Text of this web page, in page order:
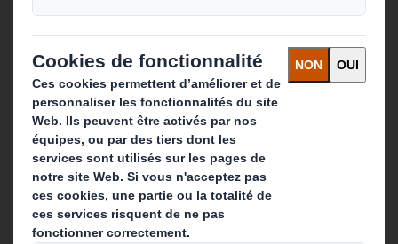
Que faisons-nous ?
Solutions d'emballage
Produits de papier
Services de recyclage